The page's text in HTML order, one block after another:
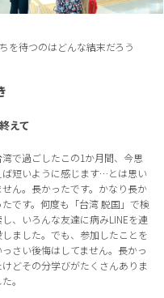
を待つのはどんな結末だろう
えて
湾で過ごしたこの1か月間、今思
ば短いように感じます…とは思い
せん。長かったです。かなり長か
たです。何度も「台湾 脱国」で検
し、いろんな友達に病みLINEを連
しました。でも、参加したことを
っさい後悔はしてません。長かっ
けどその分学びがたくさんありま
。